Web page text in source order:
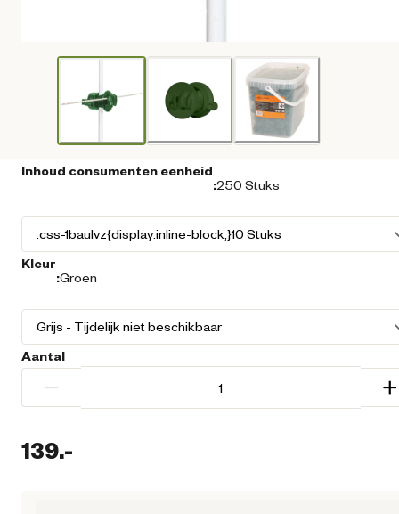
Inhoud consumenten eenheid
:250 Stuks
Kleur
:Groen
Aantal
− +
139.-